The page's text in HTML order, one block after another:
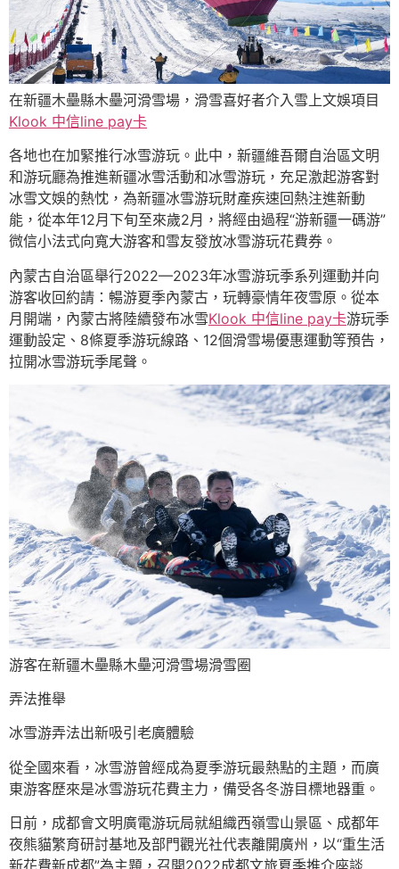
在新疆木壘縣木壘河滑雪場，滑雪喜好者介入雪上文娛項目
Klook 中信line pay卡
各地也在加緊推行冰雪游玩。此中，新疆維吾爾自治區文明
和游玩廳為推進新疆冰雪活動和冰雪游玩，充足激起游客對
冰雪文娛的熱忱，為新疆冰雪游玩財產疾速回熱注進新動
能，從本年12月下旬至來歲2月，將經由過程“游新疆一碼游”
微信小法式向寬大游客和雪友發放冰雪游玩花費券。
內蒙古自治區舉行2022—2023年冰雪游玩季系列運動并向
游客收回約請：暢游夏季內蒙古，玩轉豪情年夜雪原。從本
月開端，內蒙古將陸續發布冰雪Klook 中信line pay卡游玩季
運動設定、8條夏季游玩線路、12個滑雪場優惠運動等預告，
拉開冰雪游玩季尾聲。
游客在新疆木壘縣木壘河滑雪場滑雪圈
弄法推舉
冰雪游弄法出新吸引老廣體驗
從全國來看，冰雪游曾經成為夏季游玩最熱點的主題，而廣
東游客歷來是冰雪游玩花費主力，備受各冬游目標地器重。
日前，成都會文明廣電游玩局就組織西嶺雪山景區、成都年
夜熊貓繁育研討基地及部門觀光社代表離開廣州，以“重生活